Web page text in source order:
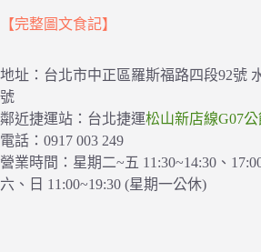
【完整圖文食記】
地址：台北市中正區羅斯福路四段92號
號
鄰近捷運站：台北捷運松山新店線G07
電話：0917 003 249
營業時間：星期二~五 11:30~14:30、
六、日 11:00~19:30 (星期一公休)